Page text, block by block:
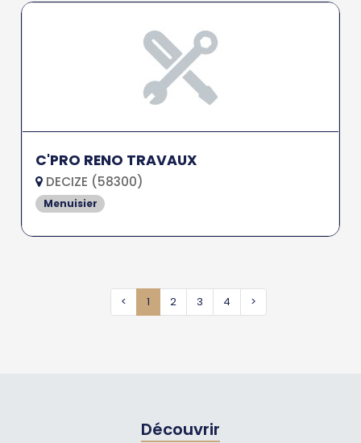
C'PRO RENO TRAVAUX
DECIZE (58300)
Menuisier
< 1 2 3 4 >
Découvrir